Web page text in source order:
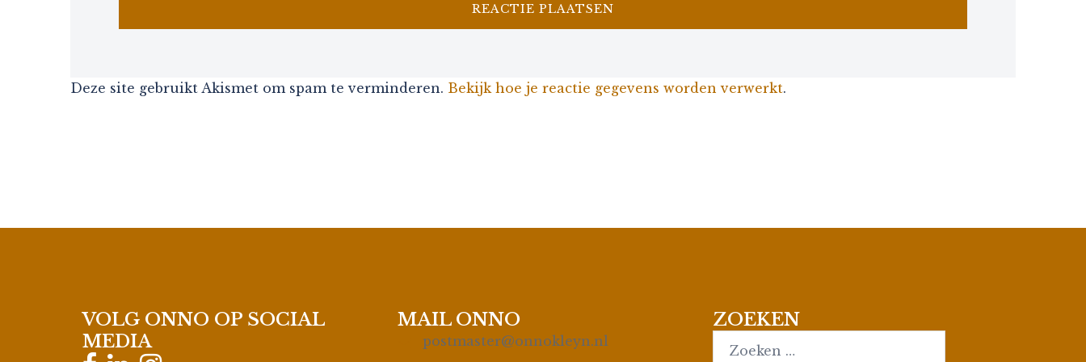
Deze site gebruikt Akismet om spam te verminderen. Bekijk hoe je reactie gegevens worden verwerkt.
VOLG ONNO OP SOCIAL
MEDIA
MAIL ONNO
postmaster@onnokleyn.nl
ZOEKEN